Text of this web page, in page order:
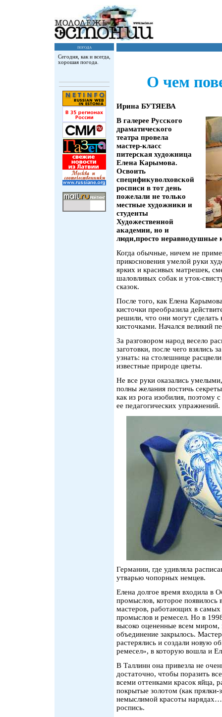
погода
Сегодня, как и всегда,
хорошая погода.
О чем
Ирина БУТЯЕВА
В галерее Русского
драматического
театра провела
мастер-класс
питерская художница
Елена Карымова.
Освоить
спецификуволховской
росписи в тот день
пожелали не только
местные художники и
студенты
Художественной
академии, но и
люди,просто неравнодушные
Когда обычные, ничем не
прикосновения умелой руки
ярких и красивых матрешек,
шаловливых собак и уток-
сказок.
После того, как Елена
кисточки преобразила
решили, что они могут
кисточками. Начался великий
За разговором народ весело
заготовки, после чего взялись
узнать: на столешнице
известные природе цветы.
Не все руки оказались
полны желания постичь
как из рога изобилия, поэтому
ее педагогических упражнений.
Германии, где удивляла
утварью чопорных немцев.
Елена долгое время входила в
промыслов, которое появилось
мастеров, работающих в самых
промыслов и ремесел. Но в
высоко оцененные всем миром,
объединение закрылось.
растерялись и создали новую
ремесел», в которую вошла и
В Таллинн она привезла не
достаточно, чтобы поразить
всеми оттенками красок яйца,
покрытые золотом (как
немыслимой красоты нарядах…
роспись.